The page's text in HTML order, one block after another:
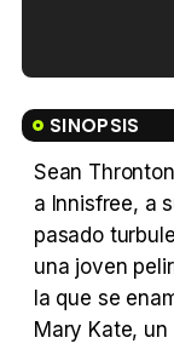
SINOPSIS
Sean
a Innisfree, a
pasado
una joven
la que se
Mary Kate,